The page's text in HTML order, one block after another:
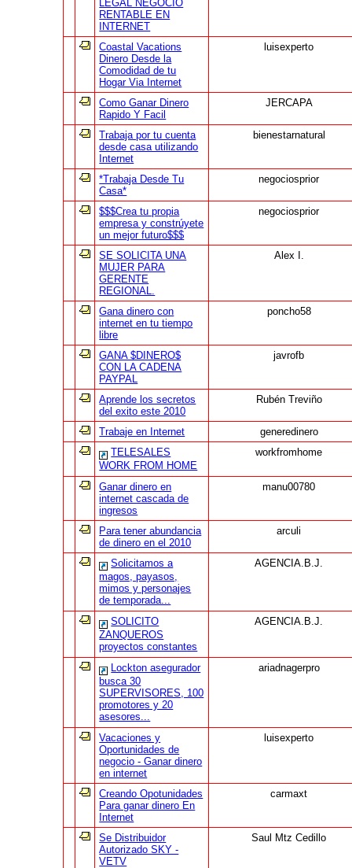
LEGAL NEGOCIO
RENTABLE EN
INTERNET
Coastal Vacations
Dinero Desde la
Comodidad de tu
Hogar Via Internet
luisexperto
Como Ganar Dinero
Rapido Y Facil
JERCAPA
Trabaja por tu cuenta
desde casa utilizando
Internet
bienestarnatural
*Trabaja Desde Tu
Casa*
negociosprior
$$$Crea tu propia
empresa y constrúyete
un mejor futuro$$$
negociosprior
SE SOLICITA UNA
MUJER PARA
GERENTE
REGIONAL.
Alex I.
Gana dinero con
internet en tu tiempo
libre
poncho58
GANA $DINERO$
CON LA CADENA
PAYPAL
javrofb
Aprende los secretos
del exito este 2010
Rubén Treviño
Trabaje en Internet
generedinero
TELESALES
WORK FROM HOME
workfromhome
Ganar dinero en
internet cascada de
ingresos
manu00780
Para tener abundancia
de dinero en el 2010
arculi
Solicitamos a
magos, payasos,
mimos y personajes
de temporada...
AGENCIA.B.J.
SOLICITO
ZANQUEROS
proyectos constantes
AGENCIA.B.J.
Lockton asegurador
busca 30
SUPERVISORES, 100
promotores y 20
asesores...
ariadnagerpro
Vacaciones y
Oportunidades de
negocio - Ganar dinero
en internet
luisexperto
Creando Opotunidades
Para ganar dinero En
Internet
carmaxt
Se Distribuidor
Autorizado SKY -
VETV
Saul Mtz Cedillo